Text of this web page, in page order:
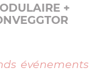
+
événements